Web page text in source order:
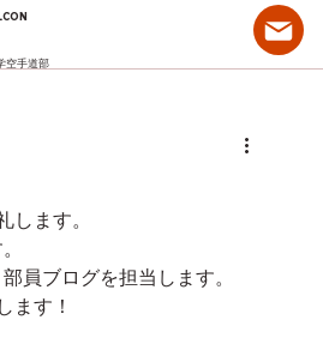
空手道部
します。
員ブログを担当します。
ます！